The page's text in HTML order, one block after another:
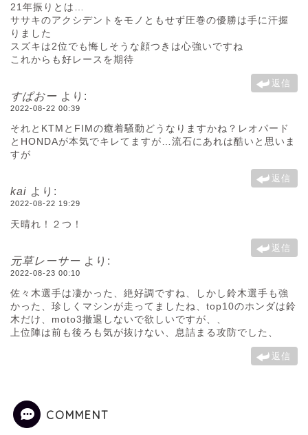
21年振りとは…
ササキのアクシデントをモノともせず圧巻の優勝は手に汗握
りました
スズキは2位でも悔しそうな顔つきは心強いですね
これからも好レースを期待
返信
すぱおー より:
2022-08-22 00:39
それとKTMとFIMの癒着騒動どうなりますかね？レオパード
とHONDAが本気でキレてますが…流石にあれは酷いと思いま
すが
返信
kai より:
2022-08-22 19:29
天晴れ！２つ！
返信
元草レーサー より:
2022-08-23 00:10
佐々木選手は凄かった、絶好調ですね、しかし鈴木選手も強
かった、珍しくマシンが走ってましたね、top10のホンダは鈴
木だけ、moto3撤退しないで欲しいですが、、
上位陣は前も後ろも気が抜けない、息詰まる攻防でした、
返信
COMMENT